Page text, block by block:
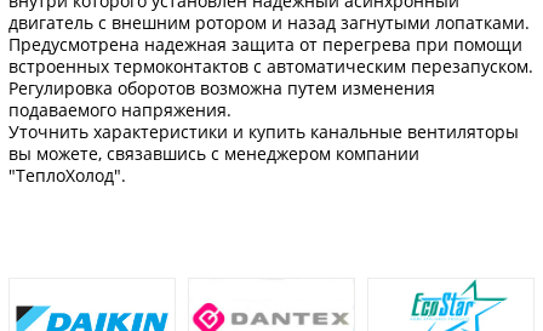
двигатель с внешним ротором и назад загнутыми лопатками.
Предусмотрена надежная защита от перегрева при помощи
встроенных термоконтактов с автоматическим перезапуском.
Регулировка оборотов возможна путем изменения
подаваемого напряжения.
Уточнить характеристики и купить канальные вентиляторы
вы можете, связавшись с менеджером компании
"ТеплоХолод".